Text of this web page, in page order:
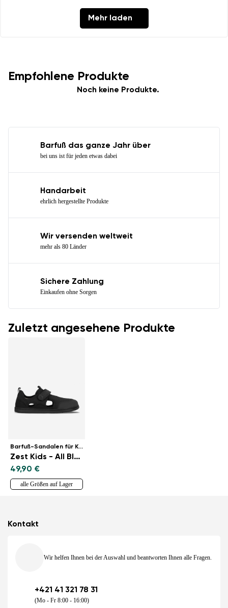
Mehr laden
Empfohlene Produkte
Noch keine Produkte.
Barfuß das ganze Jahr über
bei uns ist für jeden etwas dabei
Handarbeit
ehrlich hergestellte Produkte
Wir versenden weltweit
mehr als 80 Länder
Sichere Zahlung
Einkaufen ohne Sorgen
Zuletzt angesehene Produkte
Barfuß-Sandalen für Kinder
Zest Kids - All Black
49,90 €
alle Größen auf Lager
Kontakt
Wir helfen Ihnen bei der Auswahl und beantworten Ihnen alle Fragen.
+421 41 321 78 31
(Mo - Fr 8:00 - 16:00)